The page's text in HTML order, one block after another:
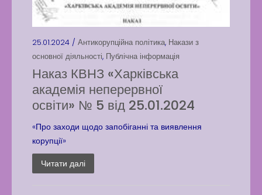
25.01.2024 / Антикорупційна політика, Накази з
основної діяльності, Публічна інформація
Наказ КВНЗ «Харківська
академія неперервної
освіти» № 5 від 25.01.2024
«Про заходи щодо запобіганні та виявлення
корупції»
Читати далі